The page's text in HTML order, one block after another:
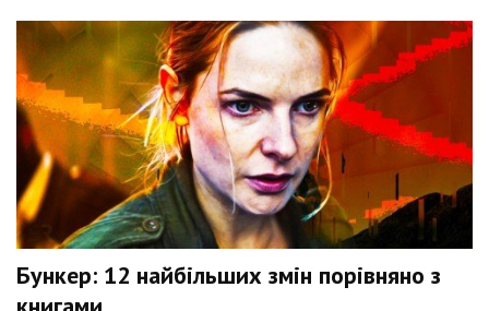
Бункер: 12 найбільших змін порівняно з